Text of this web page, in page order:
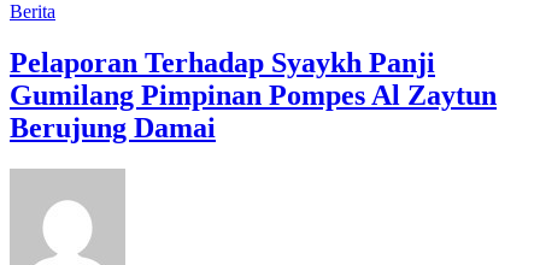
Berita
Pelaporan Terhadap Syaykh Panji
Gumilang Pimpinan Pompes Al Zaytun
Berujung Damai